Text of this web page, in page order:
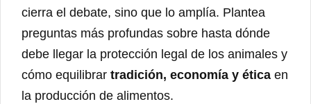
cierra el debate, sino que lo amplía. Plantea
preguntas más profundas sobre hasta dónde
debe llegar la protección legal de los animales y
cómo equilibrar tradición, economía y ética en
la producción de alimentos.